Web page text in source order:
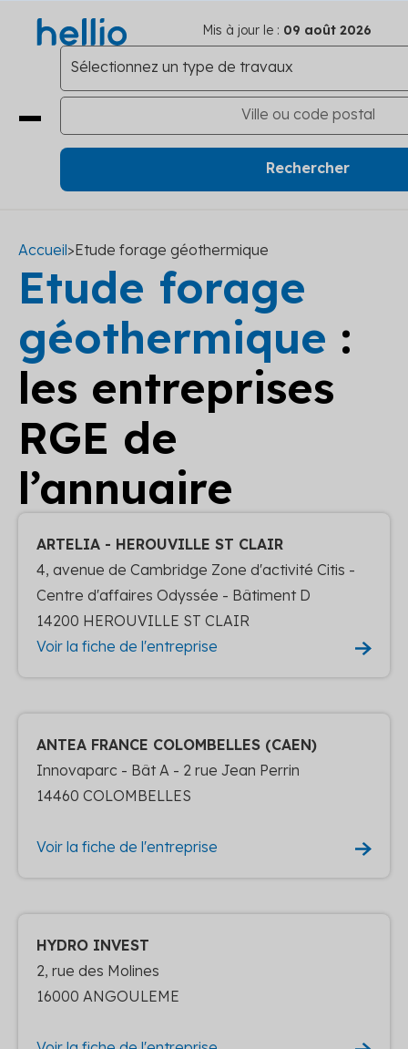
Mis à jour le : 09 août 2026
Accueil>Etude forage géothermique
Etude forage
géothermique :
les entreprises
RGE de
l’annuaire
ARTELIA - HEROUVILLE ST CLAIR
4, avenue de Cambridge Zone d'activité Citis -
Centre d'affaires Odyssée - Bâtiment D
14200 HEROUVILLE ST CLAIR
Voir la fiche de l'entreprise
ANTEA FRANCE COLOMBELLES (CAEN)
Innovaparc - Bât A - 2 rue Jean Perrin
14460 COLOMBELLES
Voir la fiche de l'entreprise
HYDRO INVEST
2, rue des Molines
16000 ANGOULEME